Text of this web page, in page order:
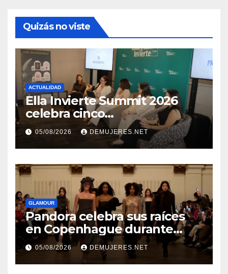
Quizás no viste
ACTUALIDAD
Ella Invierte Summit 2026
celebra cinco
añosimpulsando a las
mujeres a construir su
independencia financiera
05/08/2026 DEMUJERES.NET
GLAMOUR
Pandora celebra sus raíces
en Copenhague durante
Copenhagen Fashion Week a
través de alianzas creativas
05/08/2026 DEMUJERES.NET